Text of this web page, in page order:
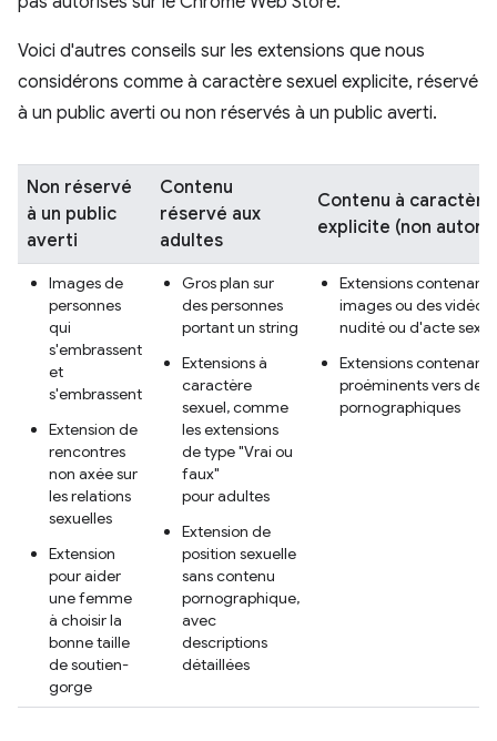
Voici d'autres conseils sur les extensions que nous
considérons comme à caractère sexuel explicite, réservé
à un public averti ou non réservés à un public averti.
Non réservé
à un public
averti
Contenu
réservé aux
adultes
Contenu à
explicite (non
Images de
personnes
qui
s'embrassent
et
s'embrassent
Extension de
rencontres
non axée sur
les relations
sexuelles
Extension
pour aider
une femme
à choisir la
bonne taille
de soutien-
gorge
Gros plan sur
des personnes
portant un string
Extensions à
caractère
sexuel, comme
les extensions
de type "Vrai ou
faux"
pour adultes
Extension de
position sexuelle
sans contenu
pornographique,
avec
descriptions
détaillées
Extensions contenant
images ou des vidéos
nudité ou d'acte
Extensions contenant
proéminents vers des
pornographiques